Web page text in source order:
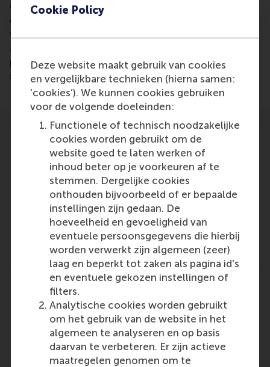
Cookie Policy
Deze website maakt gebruik van cookies
en vergelijkbare technieken (hierna samen:
‘cookies’). We kunnen cookies gebruiken
voor de volgende doeleinden:
Functionele of technisch noodzakelijke
cookies worden gebruikt om de
website goed te laten werken of
inhoud beter op je voorkeuren af te
stemmen. Dergelijke cookies
onthouden bijvoorbeeld of er bepaalde
instellingen zijn gedaan. De
hoeveelheid en gevoeligheid van
eventuele persoonsgegevens die hierbij
worden verwerkt zijn algemeen (zeer)
laag en beperkt tot zaken als pagina id's
en eventuele gekozen instellingen of
filters.
Analytische cookies worden gebruikt
om het gebruik van de website in het
algemeen te analyseren en op basis
daarvan te verbeteren. Er zijn actieve
maatregelen genomen om te
Colin Lee created a mathematical model with his
dissertation that can predict with a 70% accuracy
who will be invited for a job interview based on CV
algorithms. It might be possible in the future to
predict who will be hired and who will be most
successful for a position.
Participants
Colin Lee
Role: Alumni
Reference type: Quoted
Media Outlets
Profnews(Online)